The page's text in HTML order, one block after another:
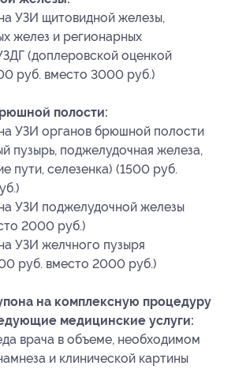
УЗИ щитовидной железы,
желез и регионарных
(доплеровской оценкой
руб. вместо 3000 руб.)
полости:
УЗИ органов брюшной полости
пузырь, поджелудочная железа,
пути, селезенка) (1500 руб.
УЗИ поджелудочной железы
2000 руб.)
УЗИ желчного пузыря
руб. вместо 2000 руб.)
на комплексную процедуру
медицинские услуги:
врача в объеме, необходимом
и клинической картины